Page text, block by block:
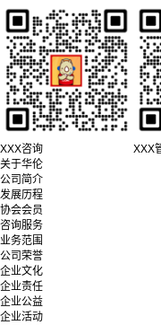
XXX咨询 XXX
关于华伦
公司简介
发展历程
协会会员
咨询服务
业务范围
公司荣誉
企业文化
企业责任
企业公益
企业活动